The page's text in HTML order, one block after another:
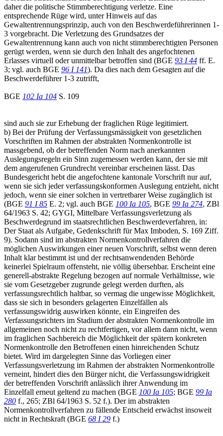
daher die politische Stimmberechtigung verletze. Eine
entsprechende Rüge wird, unter Hinweis auf das
Gewaltentrennungsprinzip, auch von den Beschwerdeführerinnen 1-
3 vorgebracht. Die Verletzung des Grundsatzes der
Gewaltentrennung kann auch von nicht stimmberechtigten Personen
gerügt werden, wenn sie durch den Inhalt des angefochtenen
Erlasses virtuell oder unmittelbar betroffen sind (BGE 93 I 44 ff. E.
3; vgl. auch BGE 96 I 141). Da dies nach dem Gesagten auf die
Beschwerdeführer 1-3 zutrifft,
BGE 102 Ia 104 S. 109
sind auch sie zur Erhebung der fraglichen Rüge legitimiert.
b) Bei der Prüfung der Verfassungsmässigkeit von gesetzlichen
Vorschriften im Rahmen der abstrakten Normenkontrolle ist
massgebend, ob der betreffenden Norm nach anerkannten
Auslegungsregeln ein Sinn zugemessen werden kann, der sie mit
dem angerufenen Grundrecht vereinbar erscheinen lässt. Das
Bundesgericht hebt die angefochtene kantonale Vorschrift nur auf,
wenn sie sich jeder verfassungskonformen Auslegung entzieht, nicht
jedoch, wenn sie einer solchen in vertretbarer Weise zugänglich ist
(BGE 91 I 85 E. 2; vgl. auch BGE 100 Ia 105, BGE 99 Ia 274, ZBl
64/1963 S. 42; GYGI, Mittelbare Verfassungsverletzung als
Beschwerdegrund im staatsrechtlichen Beschwerdeverfahren, in:
Der Staat als Aufgabe, Gedenkschrift für Max Imboden, S. 169 Ziff.
9). Sodann sind im abstrakten Normenkontrollverfahren die
möglichen Auswirkungen einer neuen Vorschrift, selbst wenn deren
Inhalt klar bestimmt ist und der rechtsanwendenden Behörde
keinerlei Spielraum offensteht, nie völlig übersehbar. Erscheint eine
generell-abstrakte Regelung bezogen auf normale Verhältnisse, wie
sie vom Gesetzgeber zugrunde gelegt werden durften, als
verfassungsrechtlich haltbar, so vermag die ungewisse Möglichkeit,
dass sie sich in besonders gelagerten Einzelfällen als
verfassungswidrig auswirken könnte, ein Eingreifen des
Verfassungsrichters im Stadium der abstrakten Normenkontrolle im
allgemeinen noch nicht zu rechtfertigen, vor allem dann nicht, wenn
im fraglichen Sachbereich die Möglichkeit der spätern konkreten
Normenkontrolle den Betroffenen einen hinreichenden Schutz
bietet. Wird im dargelegten Sinne das Vorliegen einer
Verfassungsverletzung im Rahmen der abstrakten Normenkontrolle
verneint, hindert dies den Bürger nicht, die Verfassungswidrigkeit
der betreffenden Vorschrift anlässlich ihrer Anwendung im
Einzelfall erneut geltend zu machen (BGE 100 Ia 105; BGE 99 Ia
280 f., 265; ZBl 64/1963 S. 52 f.). Der im abstrakten
Normenkontrollverfahren zu fällende Entscheid erwächst insoweit
nicht in Rechtskraft (BGE 68 I 29 f.)